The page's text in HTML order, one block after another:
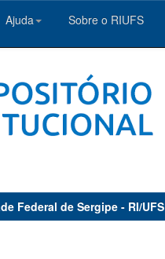
Ajuda Sobre o RIUFS
Federal de Sergipe - RI/UFS